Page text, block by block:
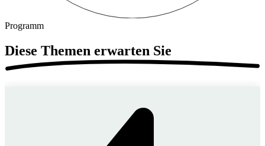
Programm
Diese Themen erwarten Sie